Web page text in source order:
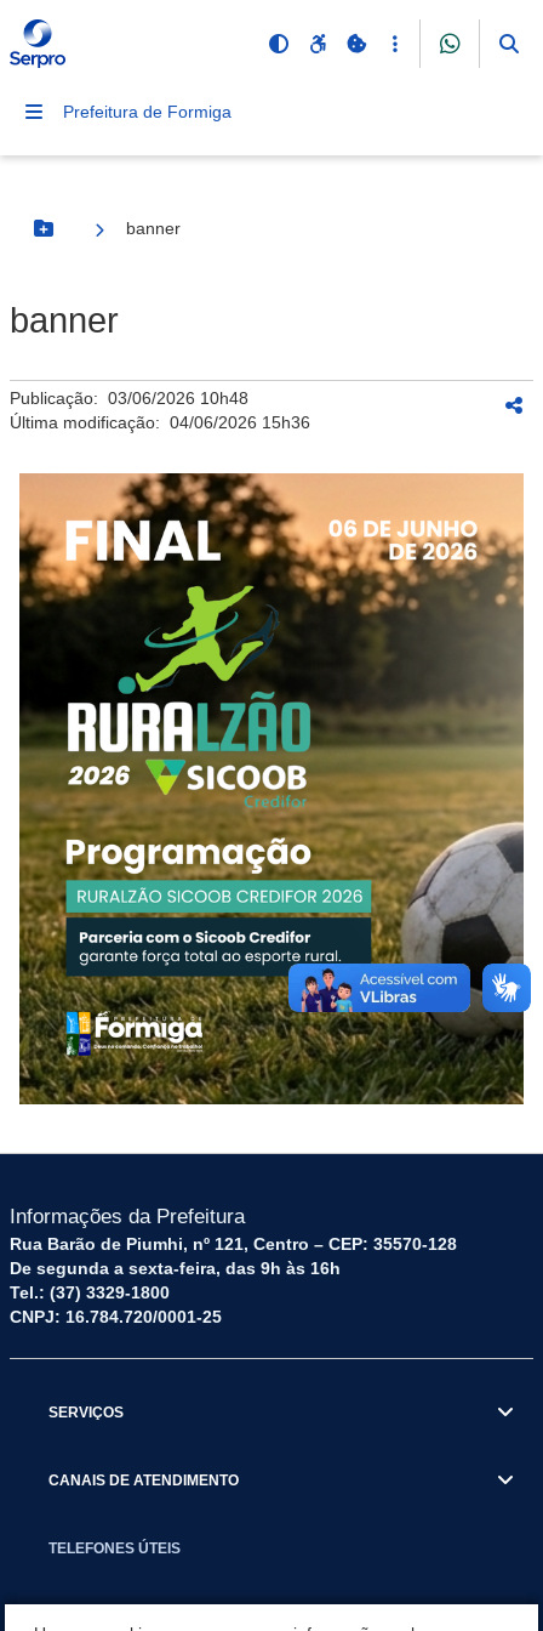
Prefeitura de Formiga
Botão Menu
banner
banner
Publicação: 03/06/2026 10h48
Última modificação: 04/06/2026 15h36
Informações da Prefeitura
Rua Barão de Piumhi, nº 121, Centro – CEP: 35570-128
De segunda a sexta-feira, das 9h às 16h
Tel.: (37) 3329-1800
CNPJ: 16.784.720/0001-25
SERVIÇOS
CANAIS DE ATENDIMENTO
TELEFONES ÚTEIS